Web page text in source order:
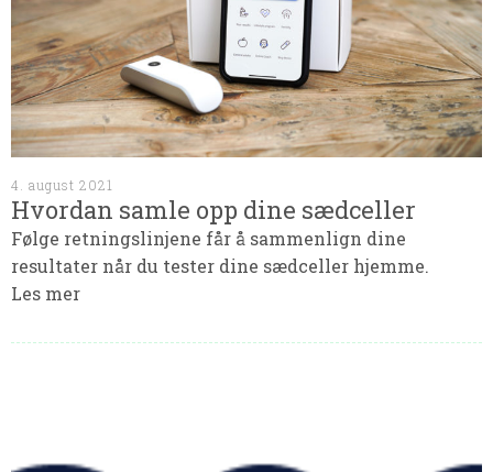
4. august 2021
Hvordan samle opp dine sædceller
Følge retningslinjene får å sammenlign dine
resultater når du tester dine sædceller hjemme.
Les mer